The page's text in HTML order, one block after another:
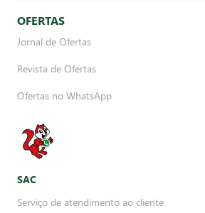
OFERTAS
Jornal de Ofertas
Revista de Ofertas
Ofertas no WhatsApp
SAC
Serviço de atendimento ao cliente